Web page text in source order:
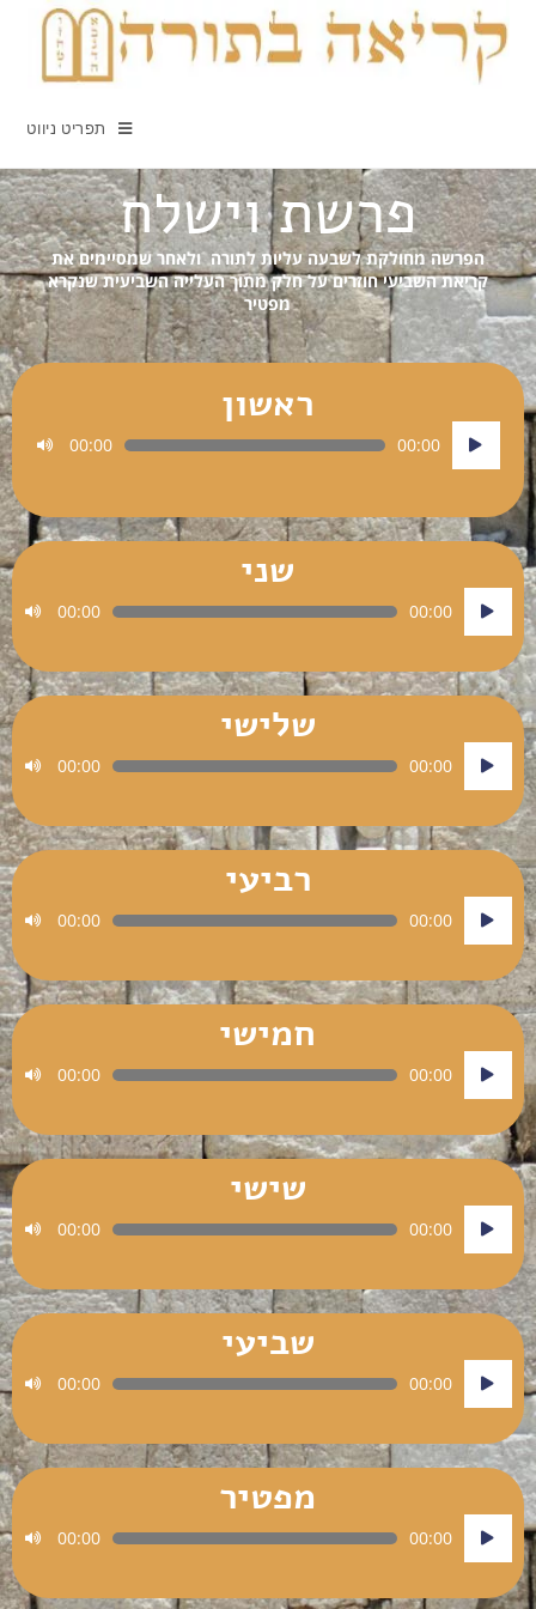
תפריט ניווט
פרשת וישלח
הפרשה מחולקת לשבעה עליות לתורה ולאחר שמסיימים את
קריאת השביעי חוזרים על חלק מתוך העלייה השביעית שנקרא
מפטיר
ראשון
אודיו
00:00
00:00
שני
אודיו
00:00
00:00
שלישי
אודיו
00:00
00:00
רביעי
אודיו
00:00
00:00
חמישי
אודיו
00:00
00:00
שישי
אודיו
00:00
00:00
שביעי
אודיו
00:00
00:00
מפטיר
אודיו
00:00
00:00